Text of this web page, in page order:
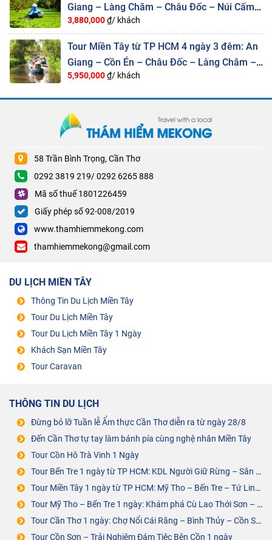
Giang – Làng Chăm – Châu Đốc – Núi Cấm –
Rừng Tràm Trà Sư – Cần Thơ
3,880,000₫/ khách
Tour Miền Tây từ TP HCM 4 ngày 3 đêm: An
Giang – Cồn Én – Châu Đốc – Làng Chăm –
Trà Sư – Hà Tiên – Cần Thơ
5,950,000₫/ khách
58 Trần Bình Trọng, Cần Thơ
0292 3819 219/ 0292 6265 888
Mã số thuế 1801226459
Giấy phép số 92-008/2019
www.thamhiemmekong.com
thamhiemmekong@gmail.com
DU LỊCH MIỀN TÂY
Thông Tin Du Lịch Miền Tây
Tour Du Lịch Miền Tây
Tour Du Lịch Miền Tây 1 Ngày
Khách Sạn Miền Tây
Tour Caravan
THÔNG TIN DU LỊCH
Đừng bỏ lỡ Tuần lễ Ẩm thực Cần Thơ diễn ra từ ngày 28/8
Đến Cần Thơ tự tay làm bánh pía cùng nghệ nhân Miền Tây
Tour Cồn Hô Trà Vinh 1 Ngày
Tour Bến Tre 1 ngày từ TP HCM: KDL Người Giữ Rừng – Sân Chim Vàm Hồ
Tour Miền Tây 1 ngày từ TP HCM: Mỹ Tho – Bến Tre – Tứ Linh Cồn
Tour Mỹ Tho – Bến Tre 1 ngày: Khám phá Cù Lao Thới Sơn – Cồn Phụng
Tour Cần Thơ 1 ngày: Chợ Nổi Cái Răng – Bình Thủy – Cồn Sơn – ĐÁM TIỆC BÊN CỒN
Tour Cồn Sơn – Trải Nghiệm Đám Tiệc Bên Cồn 1 ngày